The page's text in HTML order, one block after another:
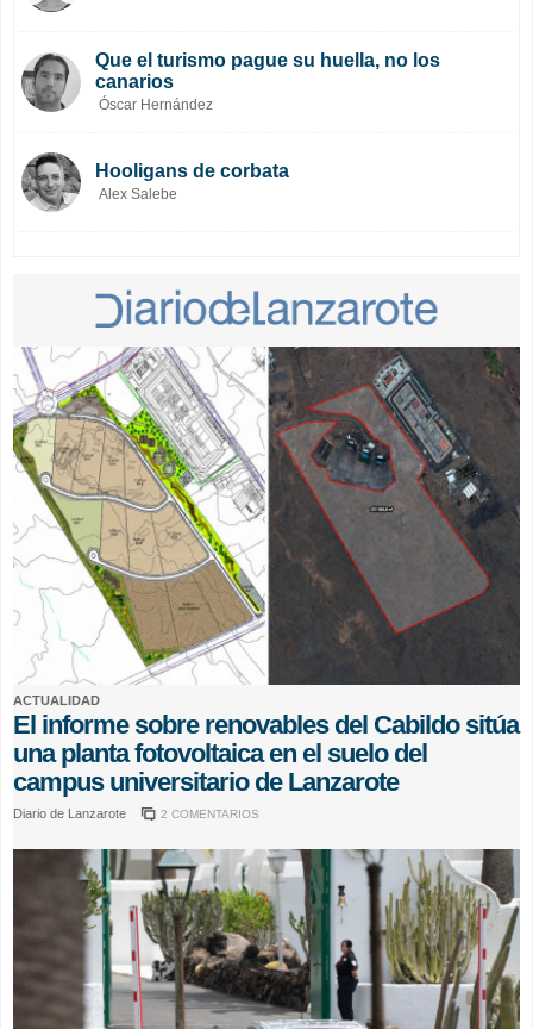
Que el turismo pague su huella, no los
canarios
Óscar Hernández
Hooligans de corbata
Alex Salebe
ACTUALIDAD
El informe sobre renovables del Cabildo sitúa
una planta fotovoltaica en el suelo del
campus universitario de Lanzarote
Diario de Lanzarote 2 COMENTARIOS